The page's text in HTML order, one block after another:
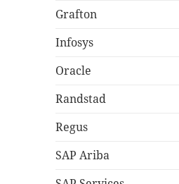
Grafton
Infosys
Oracle
Randstad
Regus
SAP Ariba